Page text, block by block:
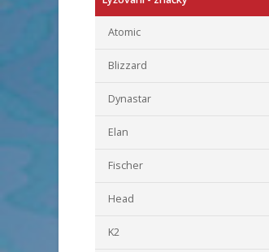
Atomic
Blizzard
Dynastar
Elan
Fischer
Head
K2